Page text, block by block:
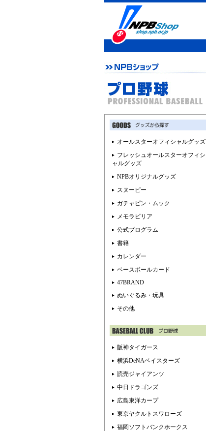
オールスターオフィシャルグッズ
フレッシュオールスターオフィシ
ャルグッズ
NPBオリジナルグッズ
スヌーピー
ガチャピン・ムック
メモラビリア
公式プログラム
書籍
カレンダー
ベースボールカード
47BRAND
ぬいぐるみ・玩具
その他
阪神タイガース
横浜DeNAベイスターズ
読売ジャイアンツ
中日ドラゴンズ
広島東洋カープ
東京ヤクルトスワローズ
福岡ソフトバンクホークス